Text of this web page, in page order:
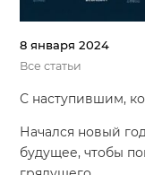
8 января 2024
Все статьи
С наступившим,
Начался новый
будущее, чтобы